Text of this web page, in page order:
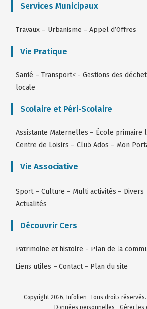
Services Municipaux
Travaux – Urbanisme –Appel d’Offres
Vie Pratique
Santé –Transport< -Gestions des
locale
Scolaire et Péri-Scolaire
Assistante Maternelles – École primaire
Centre de Loisirs –Club Ados – Mon
Vie Associative
Sport –Culture – Multi activités – Divers
Actualités
Découvrir Cers
Patrimoine et histoire – Plan de la
Liens utiles –Contact– Plan du site
Copyright 2026, Infolien- Tous droits réservés.
Données personnelles - Gérer les